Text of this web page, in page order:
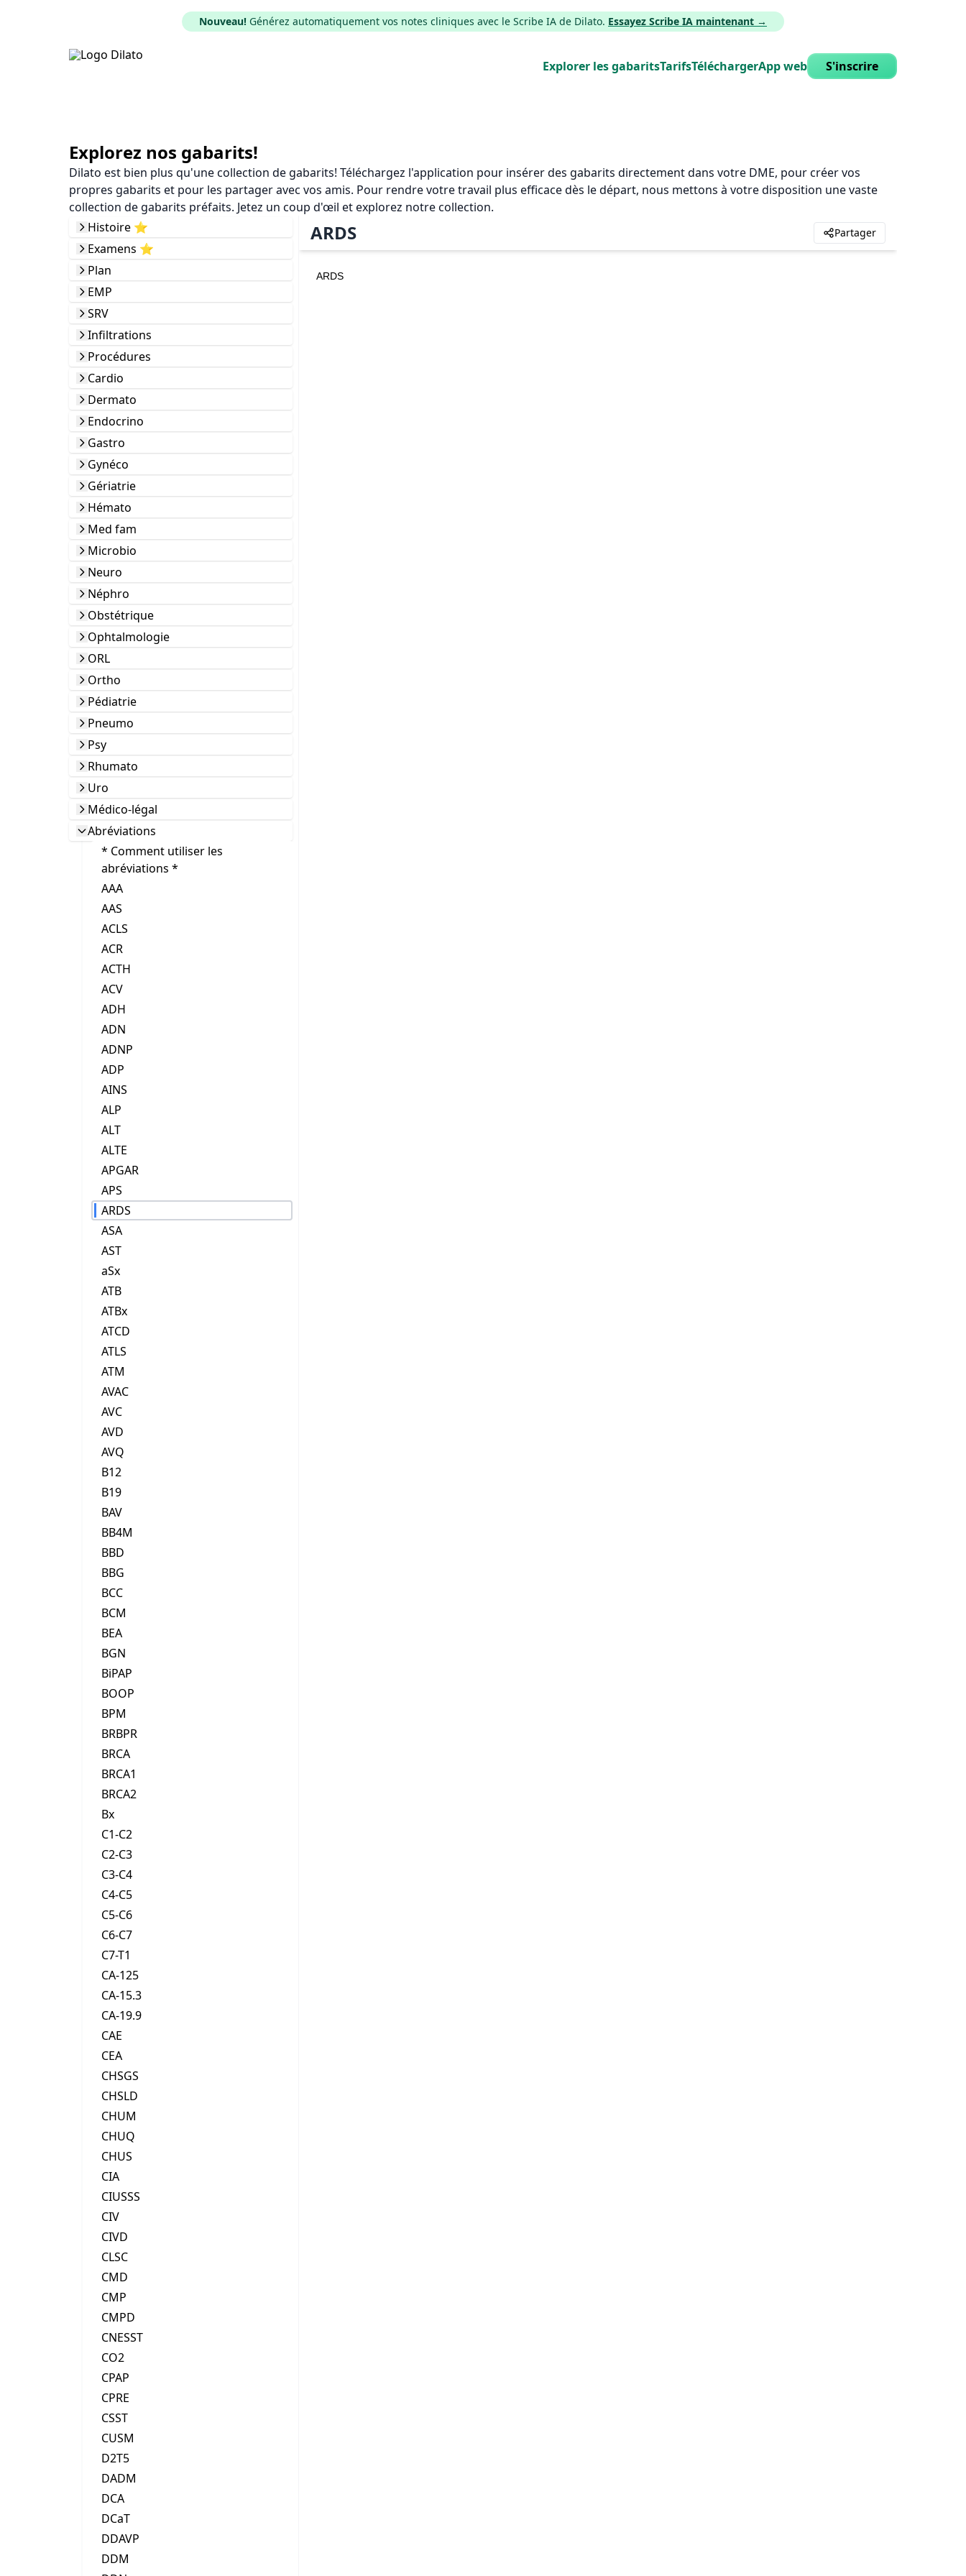
Nouveau! Générez automatiquement vos notes cliniques avec le Scribe IA de Dilato. Essayez Scribe IA maintenant →
Explorer les gabaritsTarifsTéléchargerApp web S'inscrire
Explorez nos gabarits!
Dilato est bien plus qu'une collection de gabarits! Téléchargez l'application pour insérer des gabarits directement dans votre DME, pour créer vos
propres gabarits et pour les partager avec vos amis. Pour rendre votre travail plus efficace dès le départ, nous mettons à votre disposition une vaste
collection de gabarits préfaits. Jetez un coup d'œil et explorez notre collection.
Histoire ⭐️
Examens ⭐️
Plan
EMP
SRV
Infiltrations
Procédures
Cardio
Dermato
Endocrino
Gastro
Gynéco
Gériatrie
Hémato
Med fam
Microbio
Neuro
Néphro
Obstétrique
Ophtalmologie
ORL
Ortho
Pédiatrie
Pneumo
Psy
Rhumato
Uro
Médico-légal
Abréviations
* Comment utiliser les
abréviations *
AAA
AAS
ACLS
ACR
ACTH
ACV
ADH
ADN
ADNP
ADP
AINS
ALP
ALT
ALTE
APGAR
APS
ARDS
ASA
AST
aSx
ATB
ATBx
ATCD
ATLS
ATM
AVAC
AVC
AVD
AVQ
B12
B19
BAV
BB4M
BBD
BBG
BCC
BCM
BEA
BGN
BiPAP
BOOP
BPM
BRBPR
BRCA
BRCA1
BRCA2
Bx
C1-C2
C2-C3
C3-C4
C4-C5
C5-C6
C6-C7
C7-T1
CA-125
CA-15.3
CA-19.9
CAE
CEA
CHSGS
CHSLD
CHUM
CHUQ
CHUS
CIA
CIUSSS
CIV
CIVD
CLSC
CMD
CMP
CMPD
CNESST
CO2
CPAP
CPRE
CSST
CUSM
D2T5
DADM
DCA
DCaT
DDAVP
DDM
ARDS Partager
ARDS